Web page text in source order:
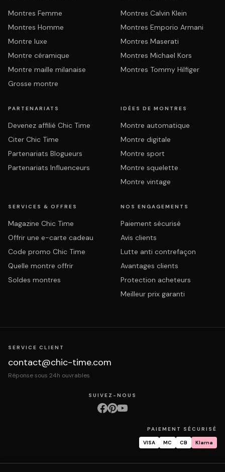
Montres Femme
Montres Homme
Montre luxe
Montre céramique
Montre maille milanaise
Grosse montre
Montres Calvin Klein
Montres Emporio Armani
Montres Maserati
Montres Michael Kors
Montres Tommy Hilfiger
PARTENARIATS
Devenez affilié Chic Time
Citer Chic Time
Partenariats Blogueurs
Partenariats Influenceurs
IDÉES DE MONTRES
Montre automatique
Montre digitale
Montre sport
Montre squelette
Montre vintage
SERVICES & OFFRES
Magazine Chic Time
Offrir une e-carte cadeau
Code promo Chic Time
Quelle montre offrir
Soldes montres
NOS ENGAGEMENTS
Paiement sécurisé
Avis clients
Lutte anti contrefaçon
Avantages clients
Protection acheteurs
Meilleur prix garanti
SERVICE CLIENT
contact@chic-time.com
Réponse sous 24h ouvrables
SUIVEZ-NOUS
PAIEMENT SÉCURISÉ
VISA MC CB Klarna